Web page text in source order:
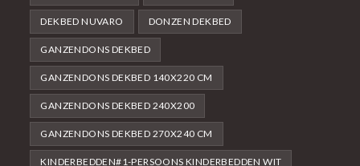
DEKBED NUVARO DONZEN DEKBED
GANZENDONS DEKBED
GANZENDONS DEKBED 140X220 CM
GANZENDONS DEKBED 240X200
GANZENDONS DEKBED 270X240 CM
KINDERBEDDEN#1-PERSOONS KINDERBEDDEN WIT